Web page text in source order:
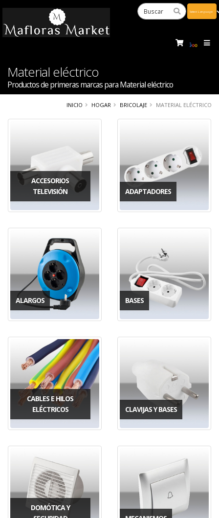
Material eléctrico
Productos de primeras marcas para Material eléctrico
INICIO HOGAR BRICOLAJE MATERIAL ELÉCTRICO
ACCESORIOS
TELEVISIÓN
ADAPTADORES
ALARGOS BASES
CABLES E HILOS
ELÉCTRICOS
CLAVIJAS Y BASES
DOMÓTICA Y